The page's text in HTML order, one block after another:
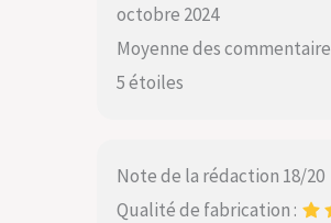
octobre 2024
Moyenne des
5 étoiles
Note de la rédaction 18/20
Qualité de fabrication :